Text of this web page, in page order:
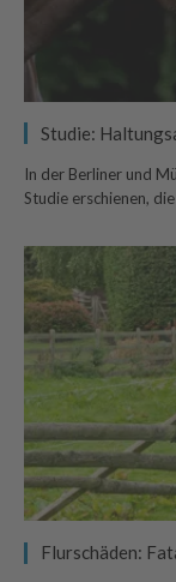
Studie:
In der Berliner und
Studie erschienen,
Flurschäden: